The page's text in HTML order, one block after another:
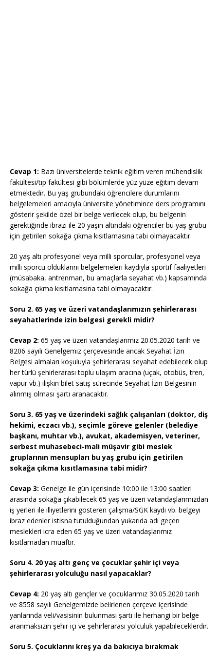
Cevap 1: Bazı üniversitelerde teknik eğitim veren mühendislik
fakültesi/tıp fakültesi gibi bölümlerde yüz yüze eğitim devam
etmektedir. Bu yaş grubundaki öğrencilere durumlarını
belgelemeleri amacıyla üniversite yönetimince ders programını
gösterir şekilde özel bir belge verilecek olup, bu belgenin
gerektiğinde ibrazı ile 20 yaşın altındaki öğrenciler bu yaş grubu
için getirilen sokağa çıkma kısıtlamasına tabi olmayacaktır.
20 yaş altı profesyonel veya milli sporcular, profesyonel veya
milli sporcu olduklarını belgelemeleri kaydıyla sportif faaliyetleri
(müsabaka, antrenman, bu amaçlarla seyahat vb.) kapsamında
sokağa çıkma kısıtlamasına tabi olmayacaktır.
Soru 2. 65 yaş ve üzeri vatandaşlarımızın şehirlerarası
seyahatlerinde izin belgesi gerekli midir?
Cevap 2: 65 yaş ve üzeri vatandaşlarımız 20.05.2020 tarih ve
8206 sayılı Genelgemiz çerçevesinde ancak Seyahat İzin
Belgesi almaları koşuluyla şehirlerarası seyahat edebilecek olup
her türlü şehirlerarası toplu ulaşım aracına (uçak, otobüs, tren,
vapur vb.) ilişkin bilet satış sürecinde Seyahat İzin Belgesinin
alınmış olması şartı aranacaktır.
Soru 3. 65 yaş ve üzerindeki sağlık çalışanları (doktor, diş
hekimi, eczacı vb.), seçimle göreve gelenler (belediye
başkanı, muhtar vb.), avukat, akademisyen, veteriner,
serbest muhasebeci-mali müşavir gibi meslek
gruplarının mensupları bu yaş grubu için getirilen
sokağa çıkma kısıtlamasına tabi midir?
Cevap 3: Genelge ile gün içerisinde 10:00 ile 13:00 saatleri
arasında sokağa çıkabilecek 65 yaş ve üzeri vatandaşlarımızdan
iş yerleri ile illiyetlerini gösteren çalışma/SGK kaydı vb. belgeyi
ibraz edenler istisna tutulduğundan yukarıda adı geçen
meslekleri icra eden 65 yaş ve üzeri vatandaşlarımız
kısıtlamadan muaftır.
Soru 4. 20 yaş altı genç ve çocuklar şehir içi veya
şehirlerarası yolculuğu nasıl yapacaklar?
Cevap 4: 20 yaş altı gençler ve çocuklarımız 30.05.2020 tarih
ve 8558 sayılı Genelgemizde belirlenen çerçeve içerisinde
yanlarında veli/vasisinin bulunması şartı ile herhangi bir belge
aranmaksızın şehir içi ve şehirlerarası yolculuk yapabileceklerdir.
Soru 5. Çocuklarını kreş ya da bakıcıya bırakmak